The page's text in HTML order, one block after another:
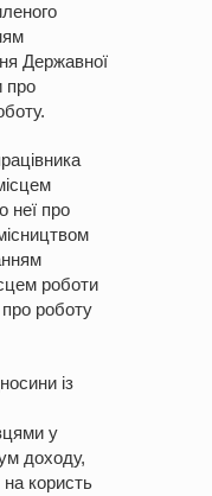
Державної
про
неї про
роботи
про роботу
із
у
доходу,
користь